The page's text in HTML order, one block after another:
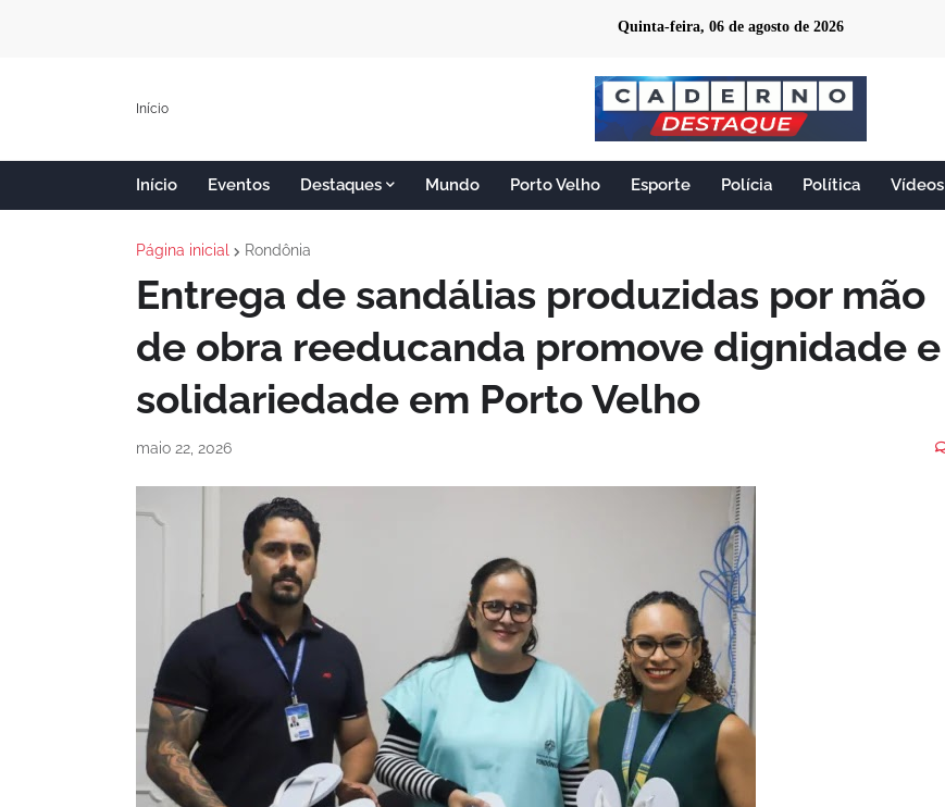
Quinta-feira, 06 de agosto de 2026
Início
Início Eventos Destaques Mundo Porto Velho Esporte Polícia Política Vídeos
Página inicial Rondônia
Entrega de sandálias produzidas por mão
de obra reeducanda promove dignidade e
solidariedade em Porto Velho
maio 22, 2026